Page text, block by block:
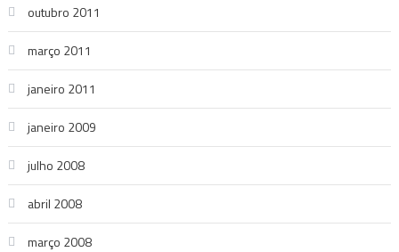
outubro 2011
março 2011
janeiro 2011
janeiro 2009
julho 2008
abril 2008
março 2008